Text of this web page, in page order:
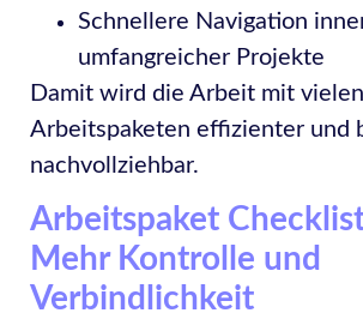
Schnellere Navigation
umfangreicher Projekte
Damit wird die Arbeit mit vielen
Arbeitspaketen effizienter und
nachvollziehbar.
Arbeitspaket
Mehr Kontrolle und
Verbindlichkeit